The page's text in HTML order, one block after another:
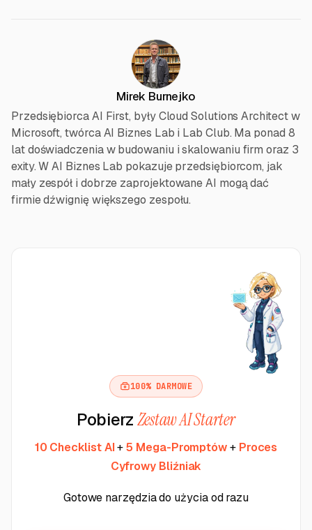
Mirek Burnejko
Przedsiębiorca AI First, były Cloud Solutions Architect w
Microsoft, twórca AI Biznes Lab i Lab Club. Ma ponad 8
lat doświadczenia w budowaniu i skalowaniu firm oraz 3
exity. W AI Biznes Lab pokazuje przedsiębiorcom, jak
mały zespół i dobrze zaprojektowane AI mogą dać
firmie dźwignię większego zespołu.
100% DARMOWE
PobierzZestaw AI Starter
10 Checklist AI+5 Mega-Promptów+ Proces
Cyfrowy Bliźniak
Gotowe narzędzia do użycia od razu